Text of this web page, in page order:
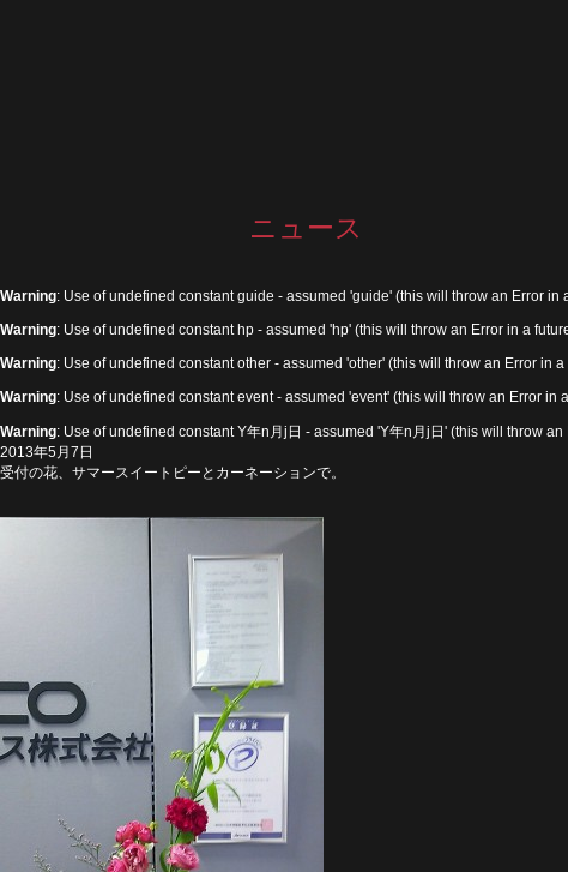
ニュース
Warning: Use of undefined constant guide - assumed 'guide' (this will throw an Error in
Warning: Use of undefined constant hp - assumed 'hp' (this will throw an Error in a
Warning: Use of undefined constant other - assumed 'other' (this will throw an Error in
Warning: Use of undefined constant event - assumed 'event' (this will throw an Error in
Warning: Use of undefined constant Y年n月j日 - assumed 'Y年n月j日' (this will throw
2013年5月7日
受付の花、サマースイートピーとカーネーションで。